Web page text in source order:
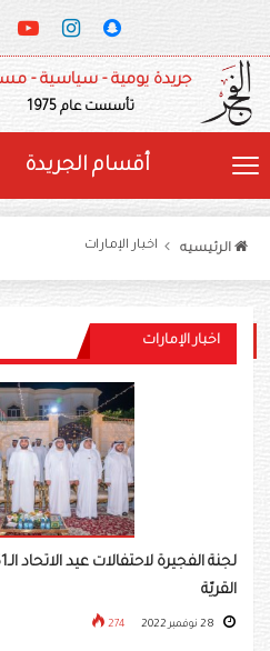
جريدة يومية - سياسية -
تأسست عام 1975
أقسام الجريدة
الرئيسيه اخبار الإمارات
اخبار الإمارات
القريّة
274